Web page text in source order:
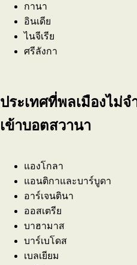
กานา
อินเดีย
ไนจีเรีย
ศรีลังกา
ประเทศที่พลเมืองไม่จ
เข้าบอตสวานา
แองโกลา
แอนติกาและบาร์บูดา
อาร์เจนตินา
ออสเตรีย
บาฮามาส
บาร์เบโดส
เบลเยียม